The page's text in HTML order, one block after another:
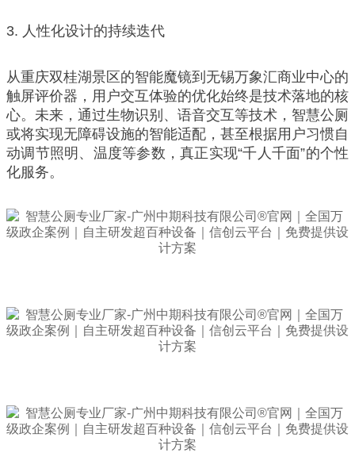
3. 人性化设计的持续迭代
从重庆双桂湖景区的智能魔镜到无锡万象汇商业中心的
触屏评价器，用户交互体验的优化始终是技术落地的核
心。未来，通过生物识别、语音交互等技术，智慧公厕
或将实现无障碍设施的智能适配，甚至根据用户习惯自
动调节照明、温度等参数，真正实现“千人千面”的个性
化服务。